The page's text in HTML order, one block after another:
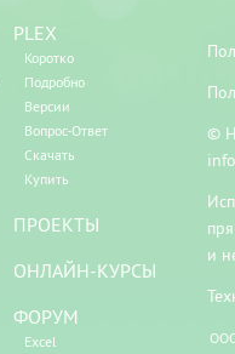
PLEX
Коротко
Подробно
Версии
Вопрос-Ответ
Скачать
Купить
ПРОЕКТЫ
ОНЛАЙН-КУРСЫ
ФОРУМ
Excel
©
и